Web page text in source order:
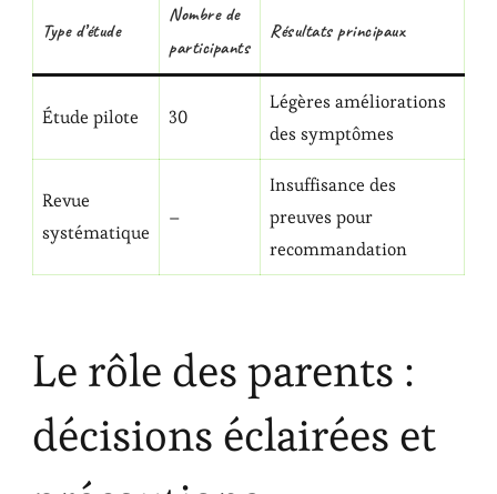
Type d’étude
Nombre de
participants
Résultats principaux
Étude pilote 30
Légères améliorations
des symptômes
Revue
systématique
–
Insuffisance des
preuves pour
recommandation
Le rôle des parents :
décisions éclairées et